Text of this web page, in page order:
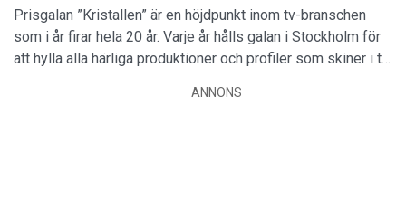
Prisgalan ”Kristallen” är en höjdpunkt inom tv-branschen
som i år firar hela 20 år. Varje år hålls galan i Stockholm för
att hylla alla härliga produktioner och profiler som skiner i t…
ANNONS